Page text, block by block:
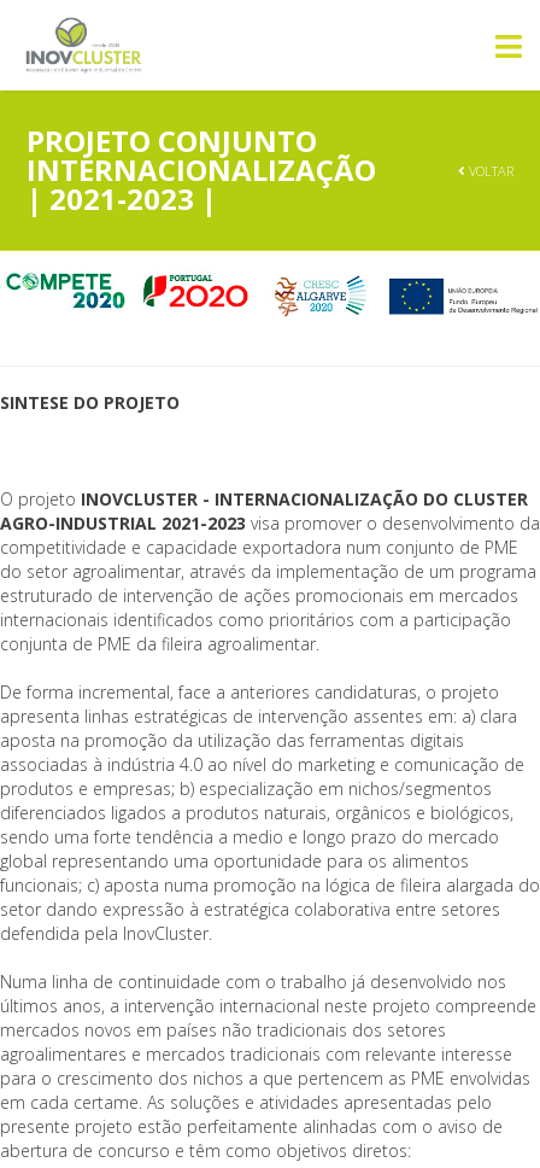
PROJETO CONJUNTO
INTERNACIONALIZAÇÃO
| 2021-2023 |
VOLTAR
SINTESE DO PROJETO
O projeto INOVCLUSTER - INTERNACIONALIZAÇÃO DO CLUSTER
AGRO-INDUSTRIAL 2021-2023 visa promover o desenvolvimento da
competitividade e capacidade exportadora num conjunto de PME
do setor agroalimentar, através da implementação de um programa
estruturado de intervenção de ações promocionais em mercados
internacionais identificados como prioritários com a participação
conjunta de PME da fileira agroalimentar.
De forma incremental, face a anteriores candidaturas, o projeto
apresenta linhas estratégicas de intervenção assentes em: a) clara
aposta na promoção da utilização das ferramentas digitais
associadas à indústria 4.0 ao nível do marketing e comunicação de
produtos e empresas; b) especialização em nichos/segmentos
diferenciados ligados a produtos naturais, orgânicos e biológicos,
sendo uma forte tendência a medio e longo prazo do mercado
global representando uma oportunidade para os alimentos
funcionais; c) aposta numa promoção na lógica de fileira alargada do
setor dando expressão à estratégica colaborativa entre setores
defendida pela InovCluster.
Numa linha de continuidade com o trabalho já desenvolvido nos
últimos anos, a intervenção internacional neste projeto compreende
mercados novos em países não tradicionais dos setores
agroalimentares e mercados tradicionais com relevante interesse
para o crescimento dos nichos a que pertencem as PME envolvidas
em cada certame. As soluções e atividades apresentadas pelo
presente projeto estão perfeitamente alinhadas com o aviso de
abertura de concurso e têm como objetivos diretos: